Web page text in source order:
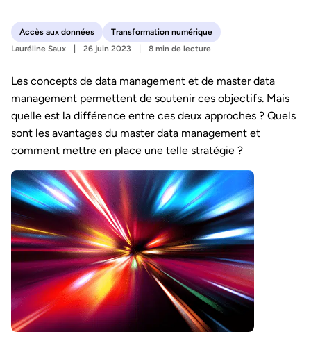
Accès aux données
Transformation numérique
Lauréline Saux
26 juin 2023 8 min de lecture
Les concepts de data management et de master data
management permettent de soutenir ces objectifs. Mais
quelle est la différence entre ces deux approches ? Quels
sont les avantages du master data management et
comment mettre en place une telle stratégie ?